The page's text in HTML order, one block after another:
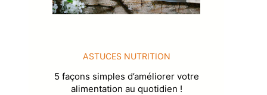
ASTUCES NUTRITION
5 façons simples d’améliorer votre
alimentation au quotidien !